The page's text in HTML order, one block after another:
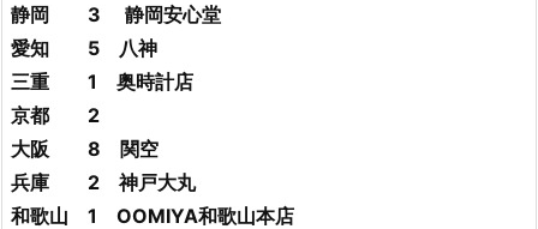
静岡 3 静岡安心堂
愛知 5 八神
三重 1 奥時計店
京都 2
大阪 8 関空
兵庫 2 神戸大丸
和歌山 1 OOMIYA和歌山本店